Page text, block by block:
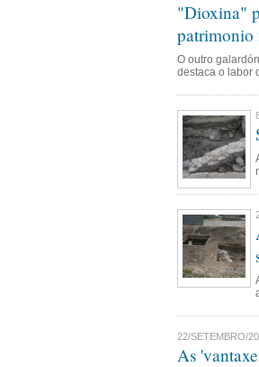
"Dioxina"
patrimonio
O outro
destaca o labor
22/SETEMBRO/
As